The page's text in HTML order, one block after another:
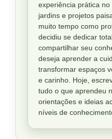
experiência prática
jardins e projetos
muito tempo como
decidiu se dedicar
compartilhar seu
deseja aprender a
transformar espaços
e carinho. Hoje,
tudo o que aprendeu
orientações e ideias
níveis de